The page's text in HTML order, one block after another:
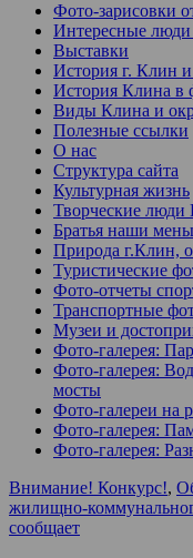
Фото-зарисовки
Интересные
Выставки
История г. Клин и
История Клина в
Виды Клина и
Полезные ссылки
О нас
Структура сайта
Культурная жизнь
Творческие люди
Братья наши
Природа г.Клин,
Туристические
Фото-отчеты
Транспортные
Музеи и
Фото-галерея:
Фото-галерея:
мосты
Фото-галереи на
Фото-галерея:
Фото-галерея:
Внимание! Конкурс!,
жилищно-
сообщает